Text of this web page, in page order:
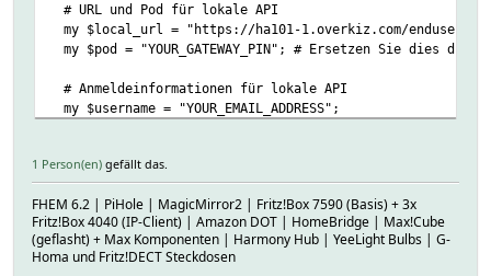
# URL und Pod für lokale API
my $local_url = "https://ha101-1.overkiz.com/enduser-
my $pod = "YOUR_GATEWAY_PIN"; # Ersetzen Sie dies
# Anmeldeinformationen für lokale API
my $username = "YOUR_EMAIL_ADDRESS";
# Login-Anfrage an lokale API senden
my $login_url = "${local_url}login";
my $login_body =
my %login_headers = (
'Content-Type' => 'application/x-www-form-urlencoded'
);
1 Person(en) gefällt das.
FHEM 6.2 | PiHole | MagicMirror2 | Fritz!Box 7590 (Basis) + 3x
Fritz!Box 4040 (IP-Client) | Amazon DOT | HomeBridge | Max!Cube
(geflasht) + Max Komponenten | Harmony Hub | YeeLight Bulbs | G-
Homa und Fritz!DECT Steckdosen